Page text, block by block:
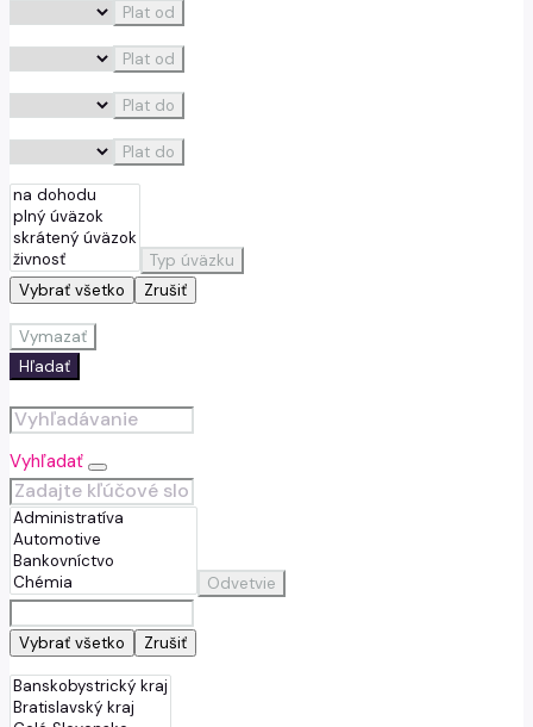
Plat od
Plat od
Plat do
Plat do
Typ úväzku
Vybrať všetko
Zrušiť
Vymazať
Hľadať
Vyhľadať
Odvetvie
Vybrať všetko Zrušiť